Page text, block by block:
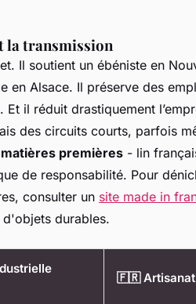
la transmission
Il soutient un ébéniste en
en Alsace. Il préserve des
il réduit drastiquement
des circuits courts, parfois
premières - lin
de responsabilité. Pour
consulter un site made in
durables.
🇫🇷 Artisanat